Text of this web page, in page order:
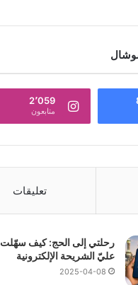
2٬059
متابعون
تعليقات
رحلتي إلى الحج: كيف سهّلت
عليّ الشريحة الإلكترونية
2025-04-08